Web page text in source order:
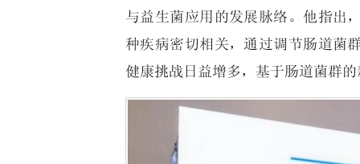
与益生菌应用的发展脉络。他指出
种疾病密切相关，通过调节肠道菌
健康挑战日益增多，基于肠道菌群